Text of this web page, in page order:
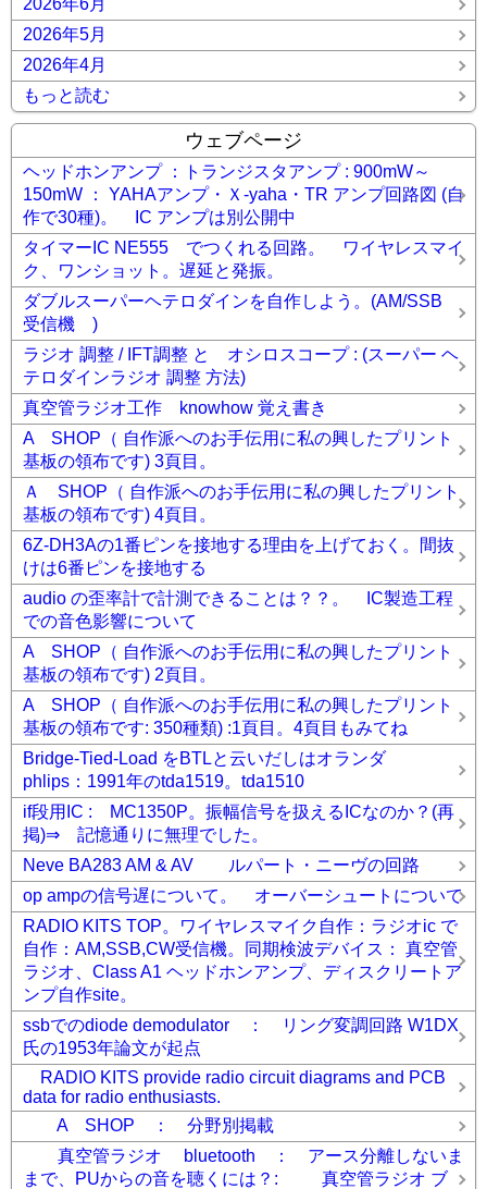
メンテナンス 真空管ラジオ
ナショナルUA-360 2号機
メンテナンス 真空管ラジオ
メンテナンス 真空管ラジオ ナショナ
ル CM-615
メンテナンス 真空管ラジオ ビクター 5A-
メンテナンス 真空管ラジオ マツダ うぐいす CS
ラジオの周波数表示に LEDカウンターモジュール
リー
ド 真空管7球 FMチューナーキット
1球 真空管ラジオ (6GH8)
レフレックス +再生 1球 真空管
ラジオ 2号機
レフレックス +再生 2球真空管ラジオ
(6GK5+6N2P)
ワンダーキット DSPラジオキット DS-
RAD01
三菱 FMチューナー FM-212
FM ラジオ
真空管ラジオ 4球スーパーヘテロダイン
真
空管ラジオ 5球スーパー 1号機
(6BY6,6BJ6,EBF80,6J4,6AB8)
真空管ラジオ ST管5球スーパー 2号機
真空管ラジオ ST管
5球スーパー 3号機
真空管ラジオ ST管5球スーパー 4号機
5球スーパー 6号機
真空管ラジオ ST管5球スーパー 7号機
真空管ラジオ ST管 中波＆短波 5球スーパー 1号機
真
空管ラジオ ST管 中波＆短波 5球スーパー 2号機
管ラジオ ST管 中波＆短波 5球スーパー 3号機
真空管
ラジオ 他励式 短波スーパーラジオ
真空管ラジオ 他励式
短波スーパーラジオ 2号機
真空管ラジオ 他励式 BC帯5
球スーパーラジオ(6BQ7)
真空管ラジオ 他励式 BC帯6球
スーパーラジオ 6GH8 6688
(6688+6688+6LF8)
真空管ラジオ 電池管 2球レフレック
スラジオ
真空管ラジオ 高1中1 4球スーパー
(6688,6BY6,6GH8,6AQ5)
録録 ★ コメント(0)
アーランド FR-7100 FM/AM ラジオキット
フォアーラン
ミズホ通信研究所 中
波帯ＡＭストレートラジオ
メンテナンス TRIO AF-10
メ
メンテナンス TRIO AF-20 2号機
機 Lー65 AM/SW/FM
メンテナンス 春日無線 3バンド
ラジオ AF-252
メンテナンス 真空管ラジオ UA-625
テナンス 真空管ラジオ FM-11
オ ONKYO OS-195
レフレックス +再生 1球 真空管ラジ
オ (6GH8)
レフレックス 1球 真空管 ラジオ (6GH8) 2号機
レフレックス 1球 真空管 ラジオ (6GX7)
ワンダーキット
DSPラジオキット DS-RAD01
(6BY6+6GH8)
真空管ラジオ 4球スーパー
(6BY6,6JC6,6AL5,6AB8)
真空管ラジオ 5球スーパー 1号機
(6BY6,6BJ6,EBF80,6J4,6AB8)
2026年6月
2026年5月
2026年4月
もっと読む
ウェブページ
ヘッドホンアンプ ：トランジスタアンプ : 900mW～
150mW ： YAHAアンプ・Ｘ-yaha・TR アンプ回路図 (自
作で30種)。 IC アンプは別公開中
タイマーIC NE555 でつくれる回路。 ワイヤレスマイ
ク、ワンショット。遅延と発振。
ダブルスーパーヘテロダインを自作しよう。(AM/SSB
受信機 )
ラジオ 調整 / IFT調整 と オシロスコープ : (スーパー ヘ
テロダインラジオ 調整 方法)
真空管ラジオ工作 knowhow 覚え書き
A SHOP（ 自作派へのお手伝用に私の興したプリント
基板の領布です) 3頁目。
Ａ SHOP（ 自作派へのお手伝用に私の興したプリント
基板の領布です) 4頁目。
6Z-DH3Aの1番ピンを接地する理由を上げておく。間抜
けは6番ピンを接地する
audio の歪率計で計測できることは？？。 IC製造工程
での音色影響について
A SHOP（ 自作派へのお手伝用に私の興したプリント
基板の領布です) 2頁目。
A SHOP（ 自作派へのお手伝用に私の興したプリント
基板の領布です: 350種類) :1頁目。4頁目もみてね
Bridge-Tied-Load をBTLと云いだしはオランダ
phlips：1991年のtda1519。tda1510
if段用IC : MC1350P。振幅信号を扱えるICなのか？(再
掲)⇒ 記憶通りに無理でした。
Neve BA283 AM & AV ルパート・ニーヴの回路
op ampの信号遅について。 オーバーシュートについて
RADIO KITS TOP。ワイヤレスマイク自作：ラジオic で
自作：AM,SSB,CW受信機。同期検波デバイス： 真空管
ラジオ、Class A1 ヘッドホンアンプ、ディスクリートア
ンプ自作site。
ssbでのdiode demodulator ： リング変調回路 W1DX
氏の1953年論文が起点
RADIO KITS provide radio circuit diagrams and PCB
data for radio enthusiasts.
A SHOP ： 分野別掲載
真空管ラジオ bluetooth ： アース分離しないま
まで、PUからの音を聴くには？: 真空管ラジオ ブ